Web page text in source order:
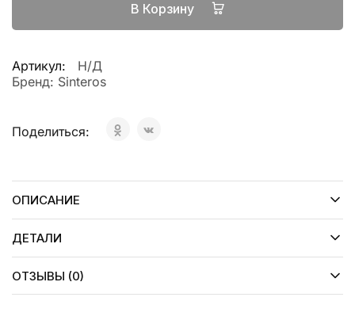
В Корзину
Артикул:
Н/Д
Бренд: Sinteros
Поделиться:
ОПИСАНИЕ
ДЕТАЛИ
ОТЗЫВЫ (0)